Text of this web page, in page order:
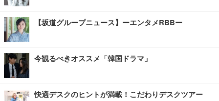
【坂道グループニュース】ーエンタメRBBー
今観るべきオススメ「韓国ドラマ」
快適デスクのヒントが満載！こだわりデスクツアー